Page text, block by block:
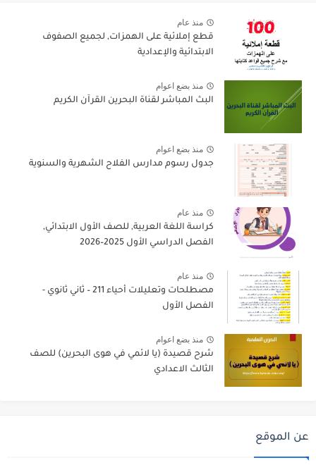
منذ عام
قطع إملائية على الهمزات, لجميع الصفوف
الابتدائية والإعدادية
منذ بضع اعوام
البث المباشر لقناة البحرين القرآن الكريم
منذ بضع اعوام
جدول رسوم مدارس الفلاح الشهرية والسنوية
منذ عام
كراسة اللغة العربية, للصف الأول الابتدائي,
الفصل الدراسي الأول 2025–2026
منذ عام
مصطلحات وتعليلات أحياء 211 – ثاني ثانوي -
الفصل الأول
منذ بضع اعوام
شرح قصيدة (يا لائمي في هوى البحرين) للصف
الثالث الاعدادي
عن الموقع